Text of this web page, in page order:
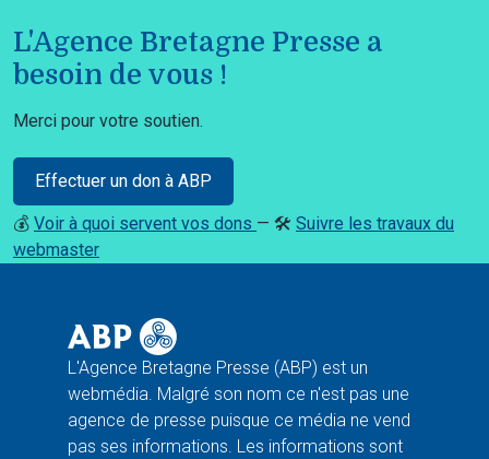
L'Agence Bretagne Presse a
besoin de vous !
Merci pour votre soutien.
Effectuer un don à ABP
💰 Voir à quoi servent vos dons — 🛠️ Suivre les travaux du
webmaster
L'Agence Bretagne Presse (ABP) est un
webmédia. Malgré son nom ce n'est pas une
agence de presse puisque ce média ne vend
pas ses informations. Les informations sont